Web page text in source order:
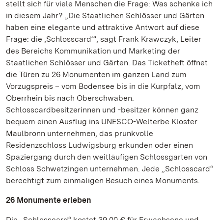
stellt sich für viele Menschen die Frage: Was schenke ich
in diesem Jahr? „Die Staatlichen Schlösser und Gärten
haben eine elegante und attraktive Antwort auf diese
Frage: die ‚Schlosscard‘“, sagt Frank Krawczyk, Leiter
des Bereichs Kommunikation und Marketing der
Staatlichen Schlösser und Gärten. Das Ticketheft öffnet
die Türen zu 26 Monumenten im ganzen Land zum
Vorzugspreis – vom Bodensee bis in die Kurpfalz, vom
Oberrhein bis nach Oberschwaben.
Schlosscardbesitzerinnen und -besitzer können ganz
bequem einen Ausflug ins UNESCO-Welterbe Kloster
Maulbronn unternehmen, das prunkvolle
Residenzschloss Ludwigsburg erkunden oder einen
Spaziergang durch den weitläufigen Schlossgarten von
Schloss Schwetzingen unternehmen. Jede „Schlosscard“
berechtigt zum einmaligen Besuch eines Monuments.
26 Monumente erleben